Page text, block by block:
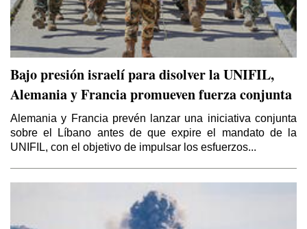
Bajo presión israelí para disolver la UNIFIL,
Alemania y Francia promueven fuerza conjunta
Alemania y Francia prevén lanzar una iniciativa conjunta
sobre el Líbano antes de que expire el mandato de la
UNIFIL, con el objetivo de impulsar los esfuerzos...